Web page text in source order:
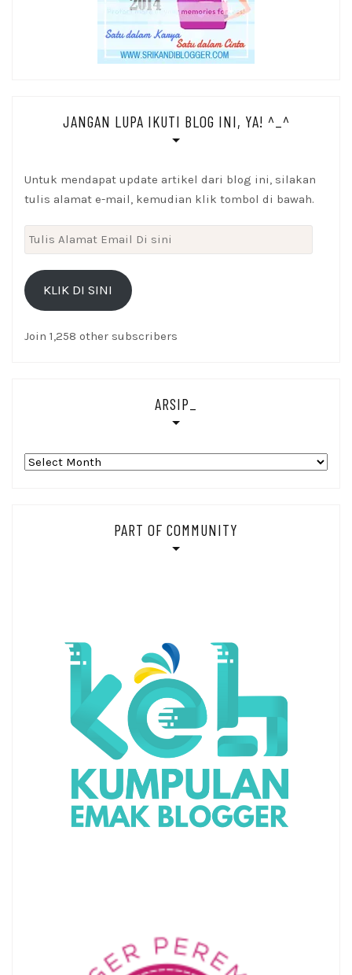
JANGAN LUPA IKUTI BLOG INI, YA! ^_^
Untuk mendapat update artikel dari blog ini, silakan
tulis alamat e-mail, kemudian klik tombol di bawah.
Tulis
Alamat
Email
KLIK DI SINI
Join 1,258 other subscribers
ARSIP_
Arsip_
PART OF COMMUNITY